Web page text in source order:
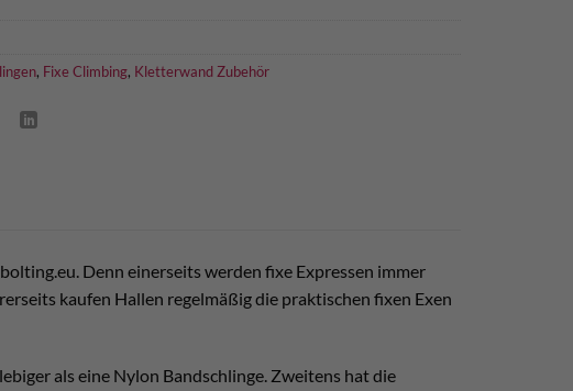
, Fixe Climbing, Kletterwand Zubehör
Denn einerseits werden fixe Expressen immer
kaufen Hallen regelmäßig die praktischen fixen Exen
als eine Nylon Bandschlinge. Zweitens hat die